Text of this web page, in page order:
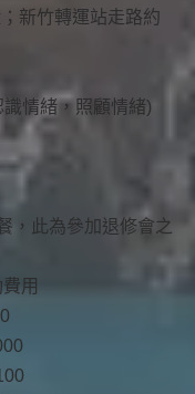
新竹轉運站走路約
情緒，照顧情緒)
，此為參加退修會之
用